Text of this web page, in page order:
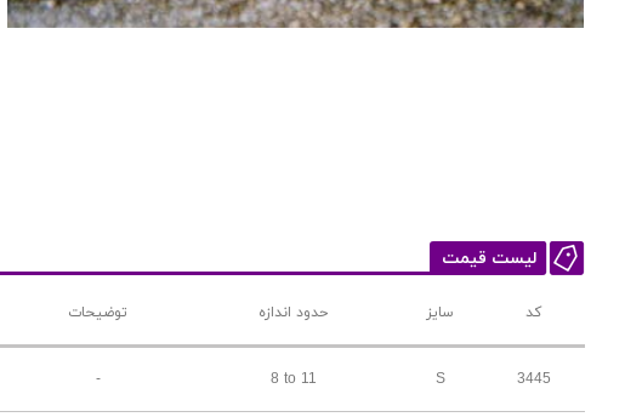
لیست قیمت
کد سایز حدود اندازه توضیحات
3445
S
8 to 11
-